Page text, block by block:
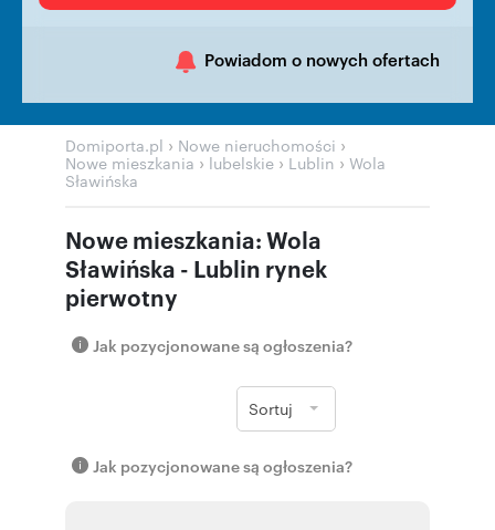
Powiadom o nowych ofertach
Domiporta.pl › Nowe nieruchomości ›
Nowe mieszkania › lubelskie › Lublin › Wola
Sławińska
Nowe mieszkania: Wola
Sławińska - Lublin rynek
pierwotny
Jak pozycjonowane są ogłoszenia?
Sortuj
Jak pozycjonowane są ogłoszenia?